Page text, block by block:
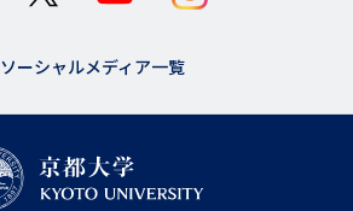
ソーシャルメディア一覧